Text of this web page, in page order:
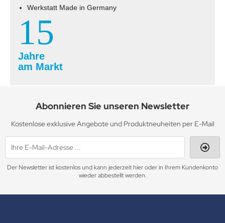
Werkstatt Made in Germany
15
Jahre
am Markt
Abonnieren Sie unseren Newsletter
Kostenlose exklusive Angebote und Produktneuheiten per E-Mail
Der Newsletter ist kostenlos und kann jederzeit hier oder in Ihrem Kundenkonto
wieder abbestellt werden.